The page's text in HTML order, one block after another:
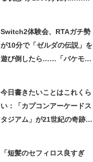
Switch2体験会、RTAガチ勢
が10分で「ゼルダの伝説」を
遊び倒したら……「バケモン
今日書きたいことはこれくら
い：「カプコンアーケードス
タジアム」が21世紀の奇跡で
「短髪のセフィロス良すぎ